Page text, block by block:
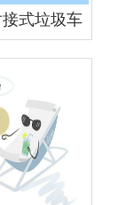
式垃圾车